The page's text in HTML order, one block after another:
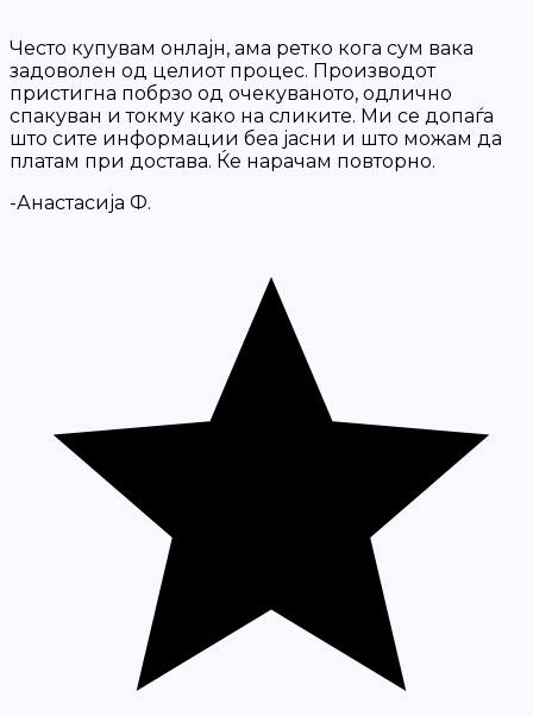
Често купувам онлајн, ама ретко кога сум вака
задоволен од целиот процес. Производот
пристигна побрзо од очекуваното, одлично
спакуван и токму како на сликите. Ми се допаѓа
што сите информации беа јасни и што можам да
платам при достава. Ќе нарачам повторно.
-Анастасија Ф.